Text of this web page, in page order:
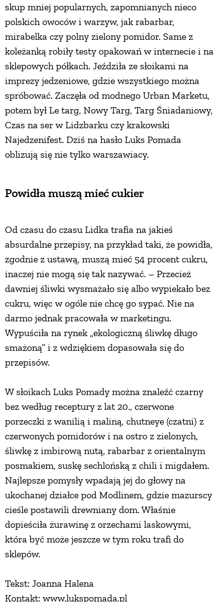
skup mniej popularnych, zapomnianych nieco
polskich owoców i warzyw, jak rabarbar,
mirabelka czy polny zielony pomidor. Same z
koleżanką robiły testy opakowań w internecie i na
sklepowych półkach. Jeździła ze słoikami na
imprezy jedzeniowe, gdzie wszystkiego można
spróbować. Zaczęła od modnego Urban Marketu,
potem był Le targ, Nowy Targ, Targ Śniadaniowy,
Czas na ser w Lidzbarku czy krakowski
Najedzenifest. Dziś na hasło Luks Pomada
oblizują się nie tylko warszawiacy.
Powidła muszą mieć cukier
Od czasu do czasu Lidka trafia na jakieś
absurdalne przepisy, na przykład taki, że powidła,
zgodnie z ustawą, muszą mieć 54 procent cukru,
inaczej nie mogą się tak nazywać. – Przecież
dawniej śliwki wysmażało się albo wypiekało bez
cukru, więc w ogóle nie chcę go sypać. Nie na
darmo jednak pracowała w marketingu.
Wypuściła na rynek „ekologiczną śliwkę długo
smażoną” i z wdziękiem dopasowała się do
przepisów.
W słoikach Luks Pomady można znaleźć czarny
bez według receptury z lat 20., czerwone
porzeczki z wanilią i maliną, chutneye (czatni) z
czerwonych pomidorów i na ostro z zielonych,
śliwkę z imbirową nutą, rabarbar z orientalnym
posmakiem, suskę sechlońską z chili i migdałem.
Najlepsze pomysły wpadają jej do głowy na
ukochanej działce pod Modlinem, gdzie mazurscy
cieśle postawili drewniany dom. Właśnie
dopieściła żurawinę z orzechami laskowymi,
która być może jeszcze w tym roku trafi do
sklepów.
Tekst: Joanna Halena
Kontakt: www.lukspomada.pl